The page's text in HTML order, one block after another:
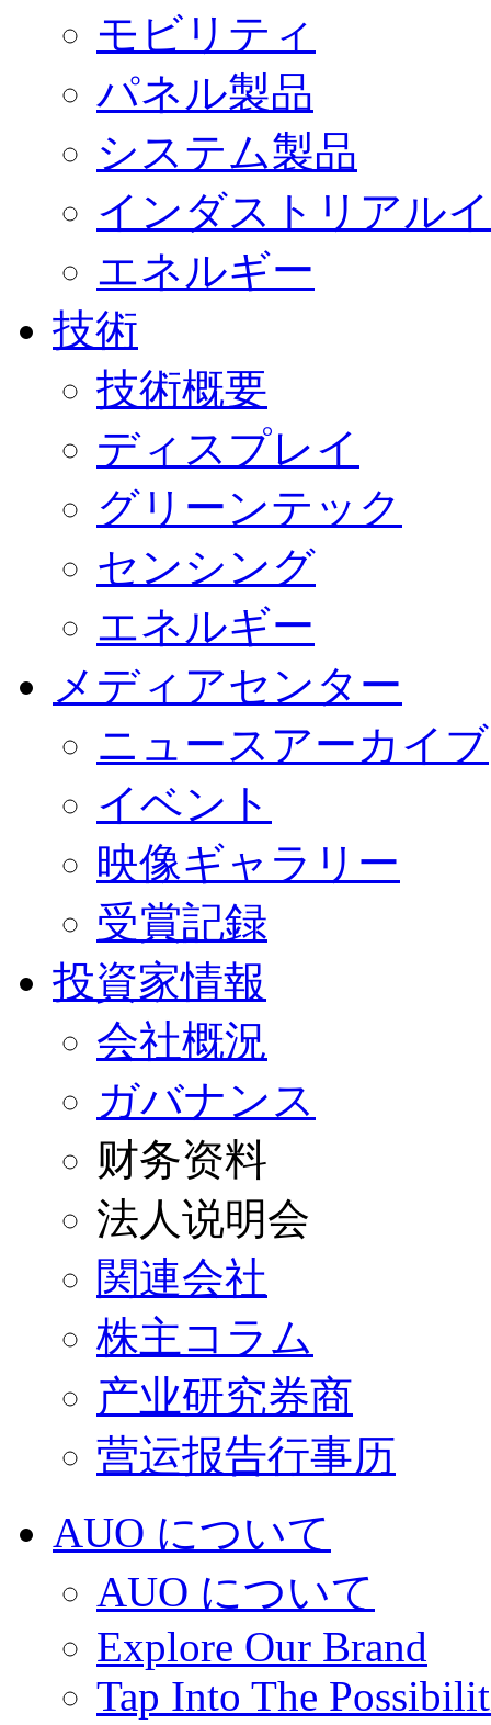
モビリティ
パネル製品
システム製品
インダストリアル
エネルギー
技術
技術概要
ディスプレイ
グリーンテック
センシング
エネルギー
メディアセンター
ニュースアーカイブ
イベント
映像ギャラリー
受賞記録
投資家情報
会社概況
ガバナンス
财务资料
法人说明会
関連会社
株主コラム
产业研究券商
营运报告行事历
AUO について
AUO について
Explore Our Brand
Tap Into The